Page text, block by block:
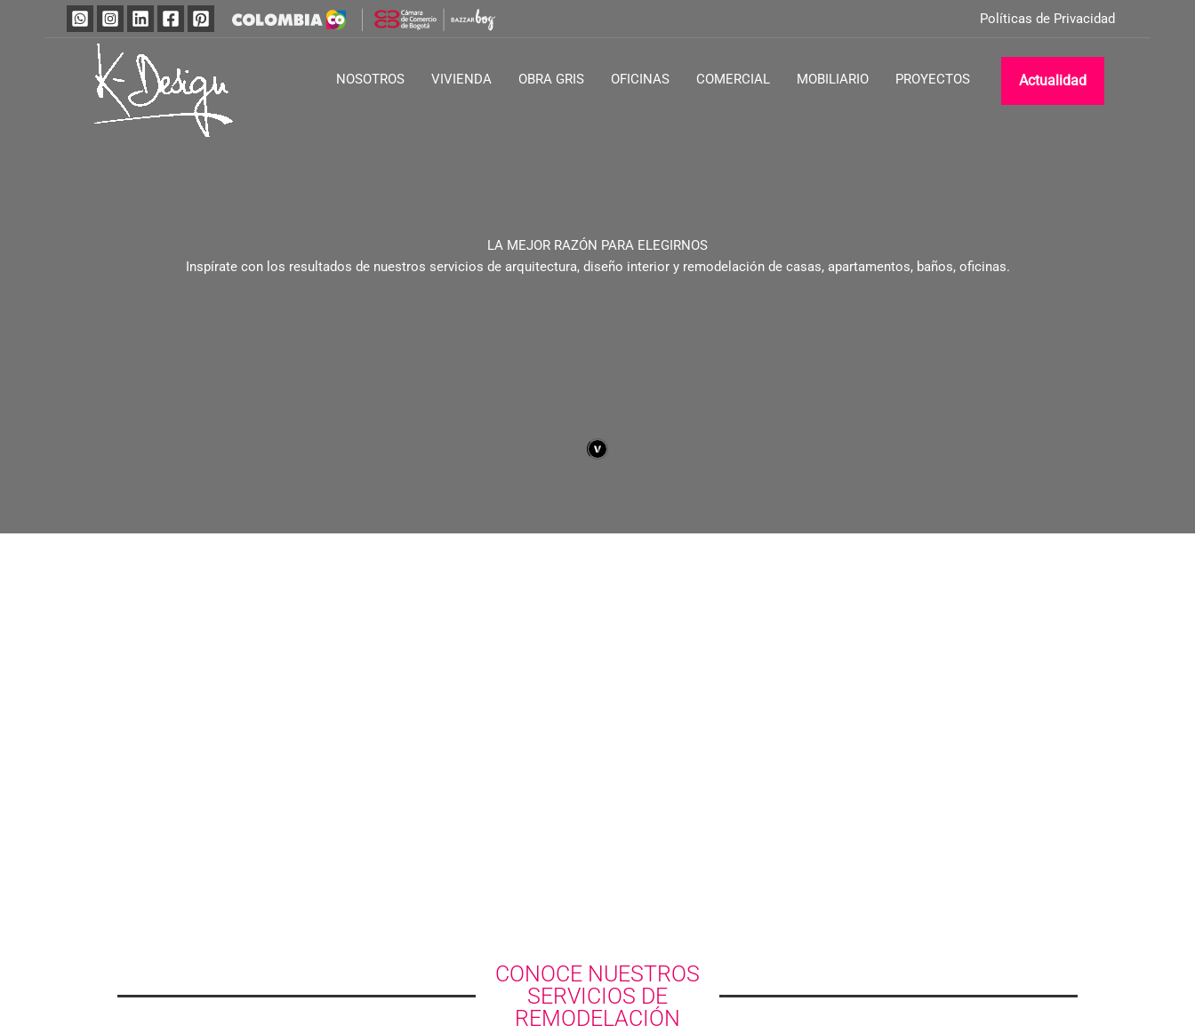
Políticas de Privacidad
NOSOTROS VIVIENDA OBRA GRIS OFICINAS COMERCIAL MOBILIARIO PROYECTOS Actualidad
LA MEJOR RAZÓN PARA ELEGIRNOS
Inspírate con los resultados de nuestros servicios de arquitectura, diseño interior y remodelación de casas, apartamentos, baños, oficinas.
CONOCE NUESTROS
SERVICIOS DE
REMODELACIÓN